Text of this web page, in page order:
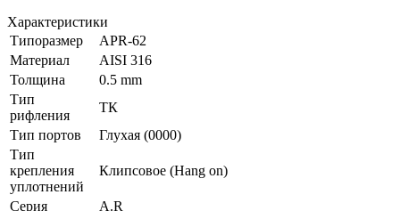
Характеристики
Типоразмер
APR-62
Материал
AISI 316
Толщина
0.5 mm
Тип
рифления
ТК
Тип портов
Глухая (0000)
Тип
крепления
уплотнений
Клипсовое (Hang on)
Серия
A.R